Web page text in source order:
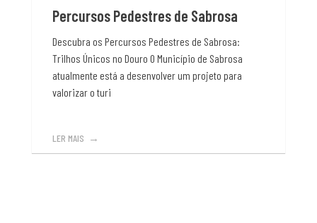
Percursos Pedestres de Sabrosa
Descubra os Percursos Pedestres de Sabrosa:
Trilhos Únicos no Douro O Município de Sabrosa
atualmente está a desenvolver um projeto para
valorizar o turi
LER MAIS